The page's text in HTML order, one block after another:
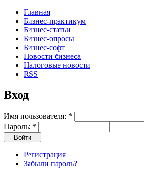
Главная
Бизнес-практикум
Бизнес-статьи
Бизнес-опросы
Бизнес-софт
Новости бизнеса
Налоговые новости
RSS
Вход
Имя пользователя: *
Пароль: *
Регистрация
Забыли пароль?